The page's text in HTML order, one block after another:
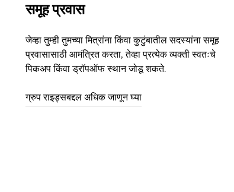
समूह प्रवास
जेव्हा तुम्ही तुमच्या मित्रांना किंवा कुटुंबातील सदस्यांना समूह
प्रवासासाठी आमंत्रित करता, तेव्हा प्रत्येक व्यक्ती स्वतःचे
पिकअप किंवा ड्रॉपऑफ स्थान जोडू शकते.
ग्रुप राइड्सबद्दल अधिक जाणून घ्या